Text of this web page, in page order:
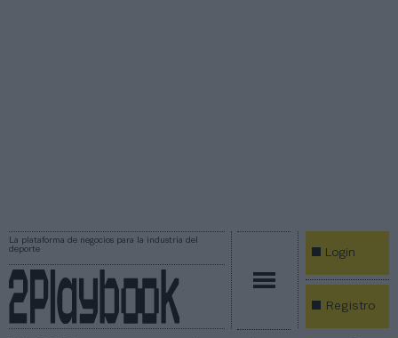
La plataforma de negocios para la industria del
deporte
Login
Registro